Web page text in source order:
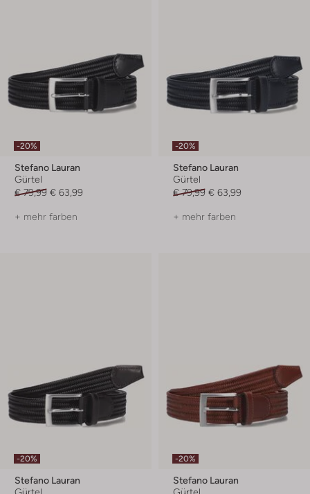
-20%
Stefano Lauran
Gürtel
€ 79,99 € 63,99
+ mehr farben
-20%
Stefano Lauran
Gürtel
€ 79,99 € 63,99
+ mehr farben
-20%
Stefano Lauran
-20%
Stefano Lauran